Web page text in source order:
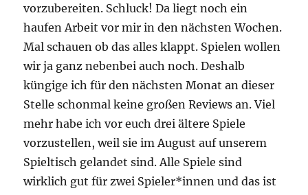
vorzubereiten. Schluck! Da liegt noch ein
haufen Arbeit vor mir in den nächsten Wochen.
Mal schauen ob das alles klappt. Spielen wollen
wir ja ganz nebenbei auch noch. Deshalb
küngige ich für den nächsten Monat an dieser
Stelle schonmal keine großen Reviews an. Viel
mehr habe ich vor euch drei ältere Spiele
vorzustellen, weil sie im August auf unserem
Spieltisch gelandet sind. Alle Spiele sind
wirklich gut für zwei Spieler*innen und das ist